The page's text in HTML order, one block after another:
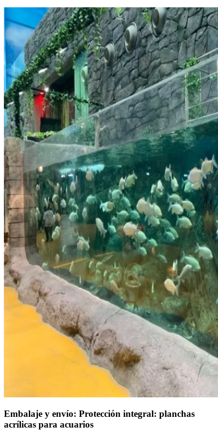
Embalaje y envío: Protección integral: planchas
acrílicas para acuarios